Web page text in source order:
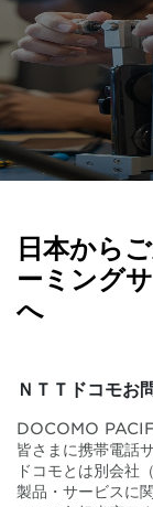
NTT
日本から
ーミング
へ
ＮＴＴドコモお
DOCOMO
皆さまに携帯電話
ドコモとは別会社
製品・サービスに